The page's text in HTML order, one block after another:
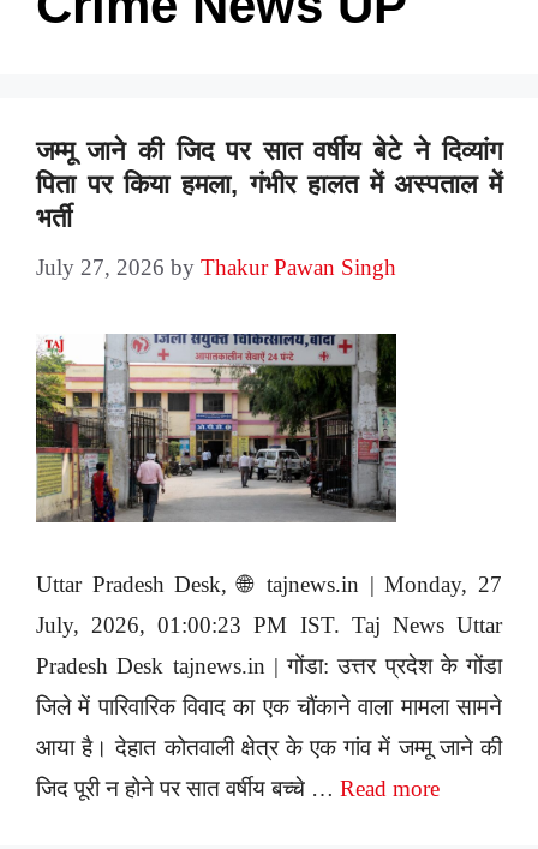
जम्मू जाने की जिद पर सात वर्षीय बेटे ने दिव्यांग
पिता पर किया हमला, गंभीर हालत में अस्पताल में
भर्ती
July 27, 2026 by Thakur Pawan Singh
Uttar Pradesh Desk, 🌐 tajnews.in | Monday, 27
July, 2026, 01:00:23 PM IST. Taj News Uttar
Pradesh Desk tajnews.in | गोंडा: उत्तर प्रदेश के गोंडा
जिले में पारिवारिक विवाद का एक चौंकाने वाला मामला सामने
आया है। देहात कोतवाली क्षेत्र के एक गांव में जम्मू जाने की
जिद पूरी न होने पर सात वर्षीय बच्चे … Read more